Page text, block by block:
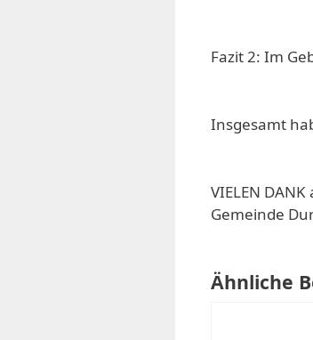
Fazit 2: Im
Insgesamt
VIELEN
Gemeinde
Ähnliche